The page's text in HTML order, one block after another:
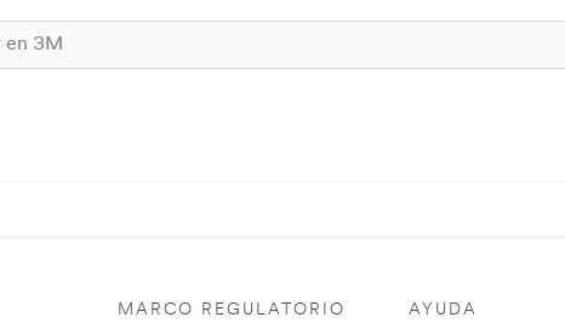
MARCO REGULATORIO AYUDA